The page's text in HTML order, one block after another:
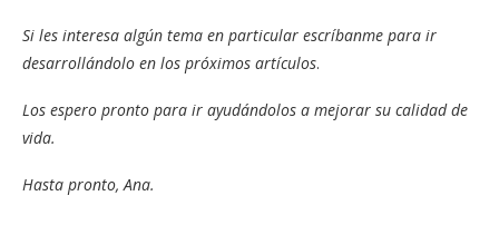
Si les interesa algún tema en particular escríbanme para ir
desarrollándolo en los próximos artículos.
Los espero pronto para ir ayudándolos a mejorar su calidad de
vida.
Hasta pronto, Ana.